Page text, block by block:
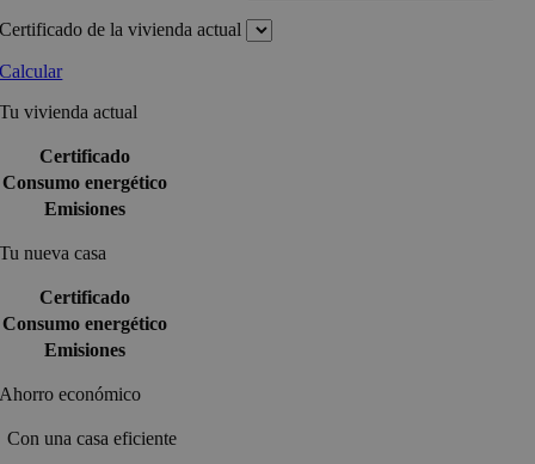
Certificado de la vivienda actual
Calcular
Tu vivienda actual
Certificado
Consumo energético
Emisiones
Tu nueva casa
Certificado
Consumo energético
Emisiones
Ahorro económico
Con una casa eficiente